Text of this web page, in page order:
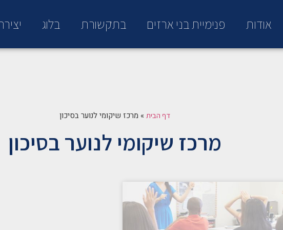
אודות פנימיית בני ארזים בתקשורת בלוג
דף הבית » מרכז שיקומי לנוער בסיכון
מרכז שיקומי לנוער בסיכון